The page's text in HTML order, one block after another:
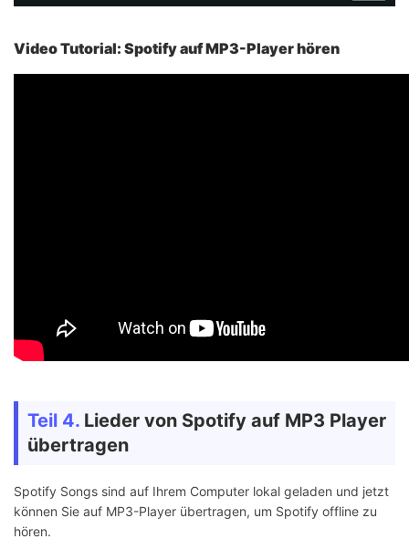
Video Tutorial: Spotify auf MP3-Player hören
Teil 4. Lieder von Spotify auf MP3 Player
übertragen
Spotify Songs sind auf Ihrem Computer lokal geladen und jetzt
können Sie auf MP3-Player übertragen, um Spotify offline zu
hören.